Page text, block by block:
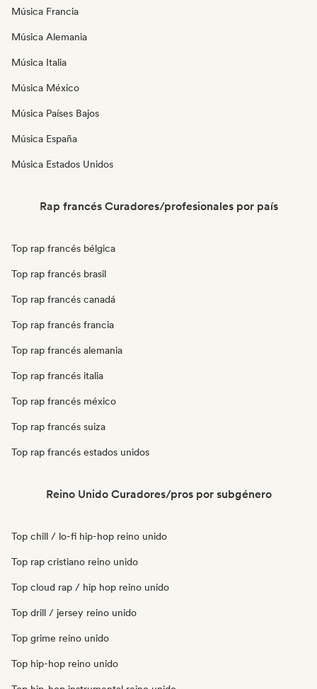
Música Francia
Música Alemania
Música Italia
Música México
Música Países Bajos
Música España
Música Estados Unidos
Rap francés Curadores/profesionales por país
Top rap francés bélgica
Top rap francés brasil
Top rap francés canadá
Top rap francés francia
Top rap francés alemania
Top rap francés italia
Top rap francés méxico
Top rap francés suiza
Top rap francés estados unidos
Reino Unido Curadores/pros por subgénero
Top chill / lo-fi hip-hop reino unido
Top rap cristiano reino unido
Top cloud rap / hip hop reino unido
Top drill / jersey reino unido
Top grime reino unido
Top hip-hop reino unido